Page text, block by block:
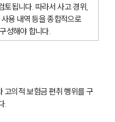
변호사
료
식
로슈어
토됩니다. 따라서 사고 경위,
용 내역 등을 종합적으로
성해야 합니다.
고의적 보험금 편취 행위를 구
.